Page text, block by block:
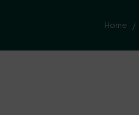
Home /